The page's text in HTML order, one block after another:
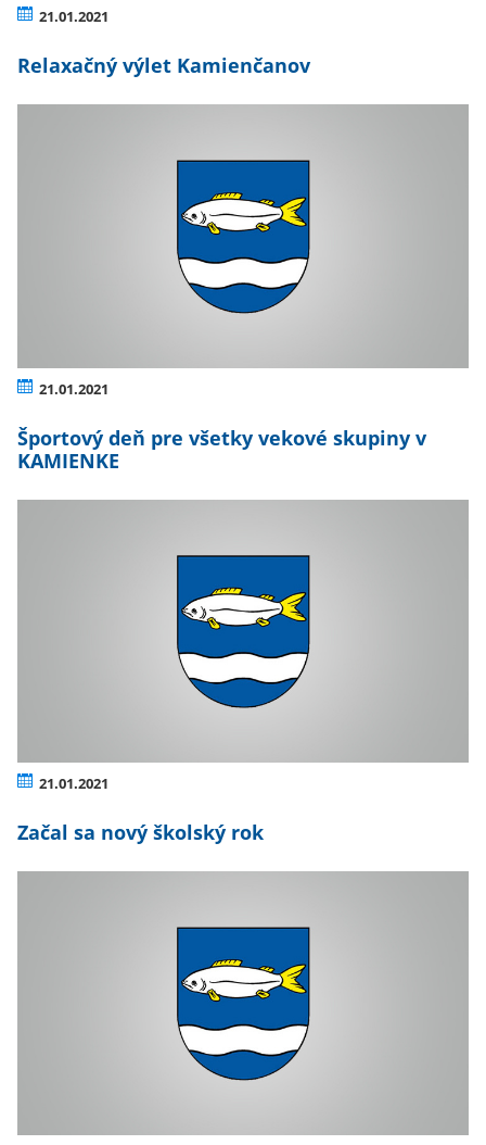
21.01.2021
Relaxačný výlet Kamienčanov
21.01.2021
Športový deň pre všetky vekové skupiny v
KAMIENKE
21.01.2021
Začal sa nový školský rok